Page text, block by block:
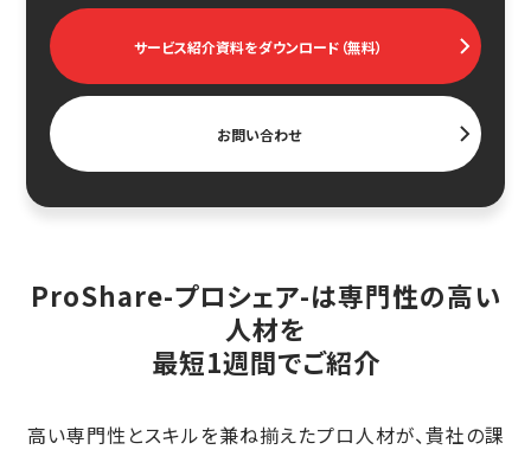
サービス紹介資料をダウンロード（無料）
お問い合わせ
ProShare-プロシェア-は専門性の高い
人材を
最短1週間でご紹介
高い専門性とスキルを兼ね揃えたプロ人材が、貴社の課